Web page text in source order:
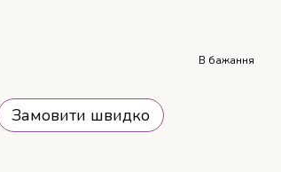
В бажання
Замовити швидко